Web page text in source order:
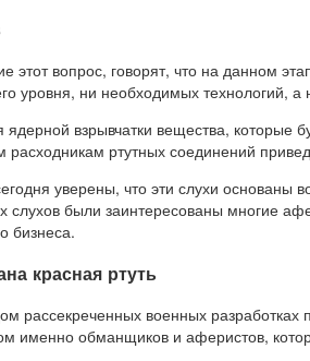
этот вопрос, говорят, что на данном
уровня, ни необходимых технологий,
ядерной взрывчатки вещества, которые
ртутных соединений
уверены, что эти слухи
слухов были заинтересованы многие
бизнеса.
красная ртуть
рассекреченных военных разработках
именно обманщиков и аферистов,